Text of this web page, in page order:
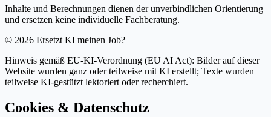
Inhalte und Berechnungen dienen der unverbindlichen Orientierung
und ersetzen keine individuelle Fachberatung.
© 2026 Ersetzt KI meinen Job?
Hinweis gemäß EU-KI-Verordnung (EU AI Act): Bilder auf dieser
Website wurden ganz oder teilweise mit KI erstellt; Texte wurden
teilweise KI-gestützt lektoriert oder recherchiert.
Cookies & Datenschutz